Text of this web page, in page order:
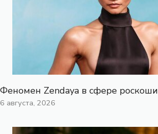
Феномен Zendaya в сфере роскоши
6 августа, 2026